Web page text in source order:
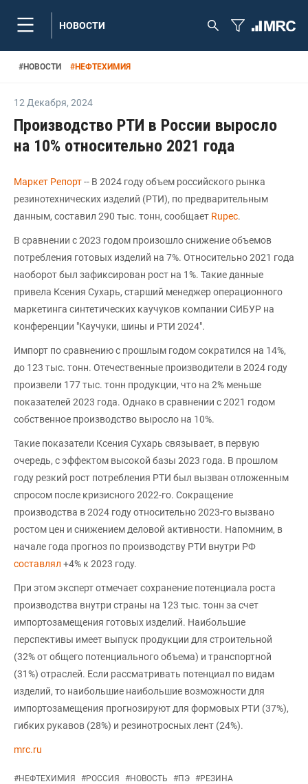
НОВОСТИ
#НОВОСТИ #НЕФТЕХИМИЯ
12 Декабря, 2024
Производство РТИ в России выросло
на 10% относительно 2021 года
Маркет Репорт-- В 2024 году объем российского рынка
резинотехнических изделий (РТИ), по предварительным
данным, составил 290 тыс. тонн, сообщает Rupec.
В сравнении с 2023 годом произошло снижение объемов
потребления готовых изделий на 7%. Относительно 2021 года
наоборот был зафиксирован рост на 1%. Такие данные
привела Ксения Сухарь, старший менеджер операционного
маркетинга синтетических каучуков компании СИБУР на
конференции "Каучуки, шины и РТИ 2024".
Импорт по сравнению с прошлым годом сократился на 14%,
до 123 тыс. тонн. Отечественные производители в 2024 году
произвели 177 тыс. тонн продукции, что на 2% меньше
показателей 2023 года. Однако в сравнении с 2021 годом
собственное производство выросло на 10%.
Такие показатели Ксения Сухарь связывает, в первую
очередь, с эффектом высокой базы 2023 года. В прошлом
году резкий рост потребления РТИ был вызван отложенным
спросом после кризисного 2022-го. Сокращение
производства в 2024 году относительно 2023-го вызвано
ростом цен и снижением деловой активности. Напомним, в
начале года прогноз по производству РТИ внутри РФ
составлял +4% к 2023 году.
При этом эксперт отмечает сохранение потенциала роста
производства внутри страны на 123 тыс. тонн за счет
импортозамещения готовых изделий. Наибольшие
перспективы имеет выпуск продукции для строительной
(32% от общего потенциального объема) и транспортной
(31%) отраслей. Если рассматривать потенциал по видам
изделий, то наибольшие наибольшие возможности для
импортозамещения прогнозируют для формовых РТИ (37%),
гибких рукавов (28%) и резинотросных лент (24%).
mrc.ru
#НЕФТЕХИМИЯ #РОССИЯ #НОВОСТЬ #ПЭ #РЕЗИНА